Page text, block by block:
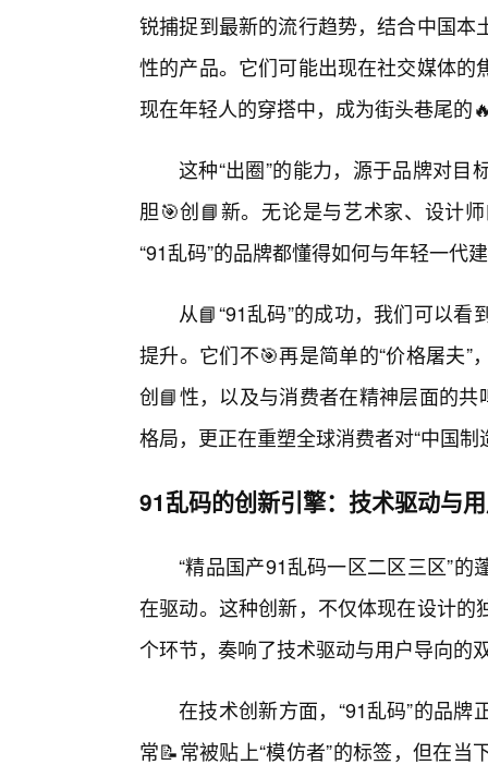
锐捕捉到最新的流行趋势，结合中国
性的产品。它们可能出现在社交媒体
现在年轻人的穿搭中，成为街头巷尾的
这种“出圈”的能力，源于品牌对
胆🎯创📘新。无论是与艺术家、设计
“91乱码”的品牌都懂得如何与年轻一代
从📘“91乱码”的成功，我们可以
提升。它们不🎯再是简单的“价格屠夫
创📘性，以及与消费者在精神层面的
格局，更正在重塑全球消费者对“中国制
91乱码的创新引擎：技术驱动与
“精品国产91乱码一区二区三区”
在驱动。这种创新，不仅体现在设计
个环节，奏响了技术驱动与用户导向的
在技术创新方面，“91乱码”的品
常📝常被贴上“模仿者”的标签，但在